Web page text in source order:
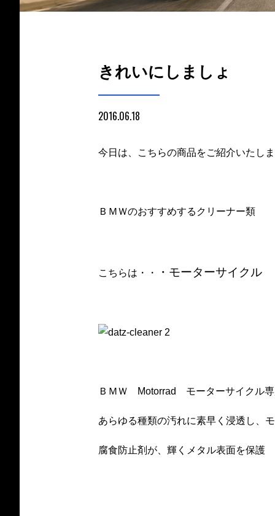
きれいにしましょ
2016.06.18
今日は、こちらの商品をご紹介いたし
ＢＭＷのおすすめするクリーナー類
こちらは・・ ・モーターサイク
ＢＭＷ Motorrad モーターサイクル専
あらゆる種類の汚れに素早く浸透し、
腐食防止剤が、輝くメタル表面を保護